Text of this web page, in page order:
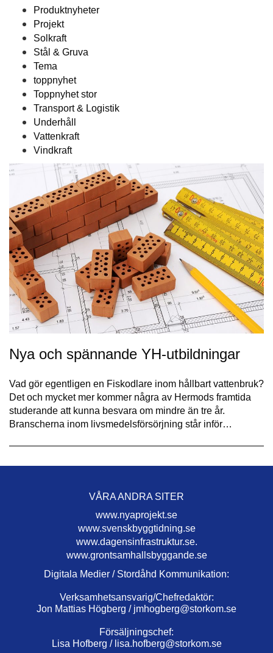
Produktnyheter
Projekt
Solkraft
Stål & Gruva
Tema
toppnyhet
Toppnyhet stor
Transport & Logistik
Underhåll
Vattenkraft
Vindkraft
Nya och spännande YH-utbildningar
Vad gör egentligen en Fiskodlare inom hållbart vattenbruk?
Det och mycket mer kommer några av Hermods framtida
studerande att kunna besvara om mindre än tre år.
Branscherna inom livsmedelsförsörjning står inför…
VÅRA ANDRA SITER
www.nyaprojekt.se
www.svenskbyggtidning.se
www.dagensinfrastruktur.se.
www.grontsamhallsbyggande.se
Digitala Medier / Stordåhd Kommunikation:
Verksamhetsansvarig/Chefredaktör:
Jon Mattias Högberg / jmhogberg@storkom.se
Försäljningschef:
Lisa Hofberg / lisa.hofberg@storkom.se